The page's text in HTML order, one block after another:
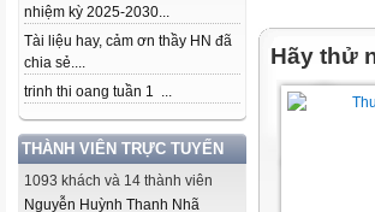
nhiệm kỳ 2025-2030...
Tài liệu hay, cảm ơn thầy HN đã
chia sẻ....
trinh thi oang tuần 1 ...
THÀNH VIÊN TRỰC TUYẾN
1093 khách và 14 thành viên
Nguyễn Huỳnh Thanh Nhã
Hãy thử